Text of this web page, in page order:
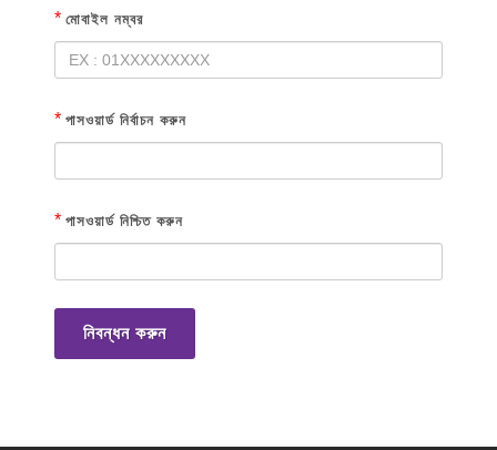
* মোবাইল নম্বর
* পাসওয়ার্ড নির্বাচন করুন
* পাসওয়ার্ড নিশ্চিত করুন
নিবন্ধন করুন